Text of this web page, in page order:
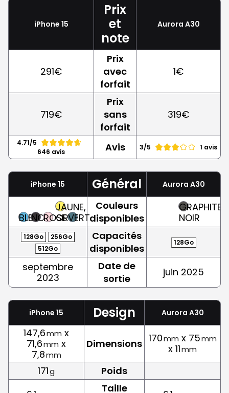
iPhone 15
Prix
et
note
Aurora A30
291€
Prix
avec
forfait
1€
719€
Prix
sans
forfait
319€
4.71/5
646 avis
Avis 3/5 1 avis
iPhone 15 Général Aurora A30
BLEUNOIRROSE
JAUNE,
ORVERT
Couleurs
disponibles
GRAPHITE,
NOIR
128Go
256Go
512Go
Capacités
disponibles
128Go
septembre
2023
Date de
sortie
juin 2025
iPhone 15 Design Aurora A30
147,6mm x
71,6mm x
7,8mm
Dimensions 170mm x 75mm
x 11mm
171g
Poids
Taille